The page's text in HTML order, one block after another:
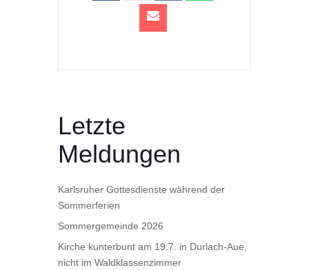
Letzte
Meldungen
Karlsruher Gottesdienste während der
Sommerferien
Sommergemeinde 2026
Kirche kunterbunt am 19.7. in Durlach-Aue,
nicht im Waldklassenzimmer